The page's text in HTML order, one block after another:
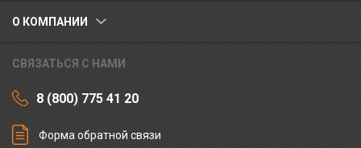
О КОМПАНИИ
СВЯЗАТЬСЯ С НАМИ
8 (800) 775 41 20
Форма обратной связи